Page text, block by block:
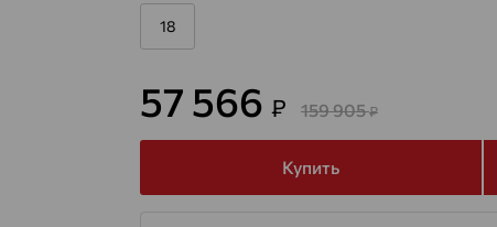
18
57 566 ₽ 159 905₽
Купить